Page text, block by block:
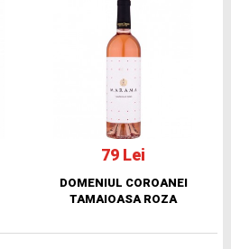
79 Lei
DOMENIUL COROANEI
TAMAIOASA ROZA